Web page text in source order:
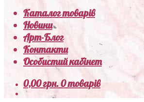
Каталог товарів
Новини
Арт-Блог
Контакти
Особистий кабінет
0,00грн.0 товарів